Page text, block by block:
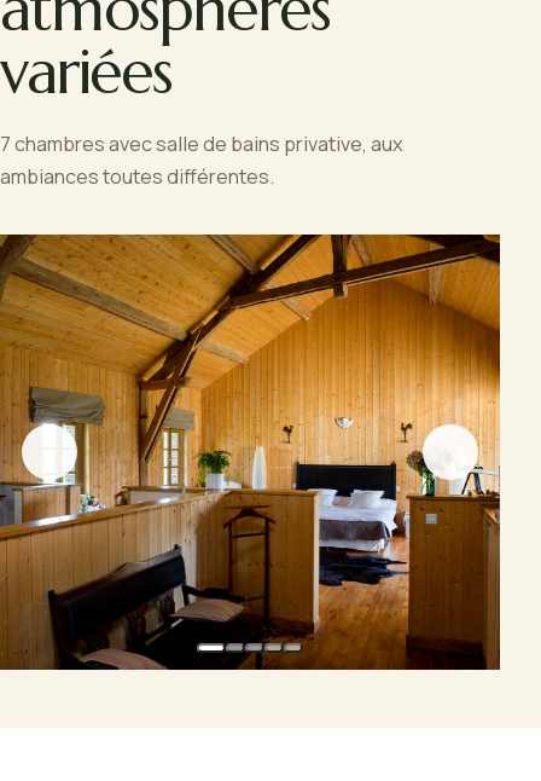
variées
7 chambres avec salle de bains privative, aux
ambiances toutes différentes.